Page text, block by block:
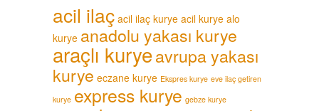
acil ilaç acil ilaç kurye acil kurye alo
kurye anadolu yakası kurye
araçlı kuryeavrupa yakası
kurye eczane kurye Ekspres kurye eve ilaç getiren
kurye express kurye gebze kurye